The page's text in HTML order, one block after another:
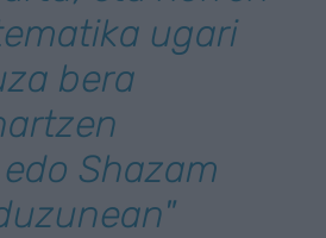
ugari
bera
Shazam